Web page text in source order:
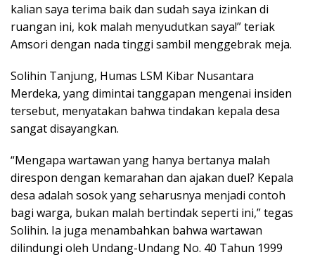
kalian saya terima baik dan sudah saya izinkan di
ruangan ini, kok malah menyudutkan saya!” teriak
Amsori dengan nada tinggi sambil menggebrak meja.
Solihin Tanjung, Humas LSM Kibar Nusantara
Merdeka, yang dimintai tanggapan mengenai insiden
tersebut, menyatakan bahwa tindakan kepala desa
sangat disayangkan.
“Mengapa wartawan yang hanya bertanya malah
direspon dengan kemarahan dan ajakan duel? Kepala
desa adalah sosok yang seharusnya menjadi contoh
bagi warga, bukan malah bertindak seperti ini,” tegas
Solihin. Ia juga menambahkan bahwa wartawan
dilindungi oleh Undang-Undang No. 40 Tahun 1999